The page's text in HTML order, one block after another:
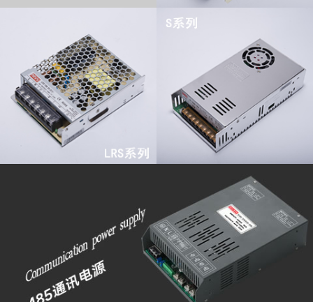
查看更多 查看更多
查看更多